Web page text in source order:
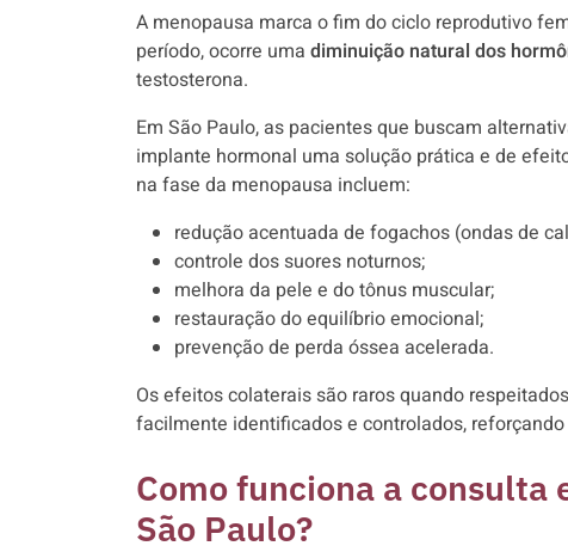
A menopausa marca o fim do ciclo reprodutivo
período, ocorre uma diminuição natural dos
testosterona.
Em São Paulo, as pacientes que buscam
implante hormonal uma solução prática e de
na fase da menopausa incluem:
redução acentuada de fogachos (ondas de
controle dos suores noturnos;
melhora da pele e do tônus muscular;
restauração do equilíbrio emocional;
prevenção de perda óssea acelerada.
Os efeitos colaterais são raros quando
facilmente identificados e controlados,
Como funciona a consulta
São Paulo?